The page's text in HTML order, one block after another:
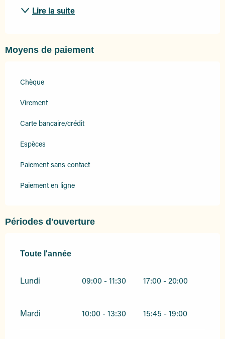
Lire la suite
Moyens de paiement
Chèque
Virement
Carte bancaire/crédit
Espèces
Paiement sans contact
Paiement en ligne
Périodes d'ouverture
Toute l'année
Toute l'année
Lundi 09:00 - 11:30 17:00 - 20:00
Mardi 10:00 - 13:30 15:45 - 19:00